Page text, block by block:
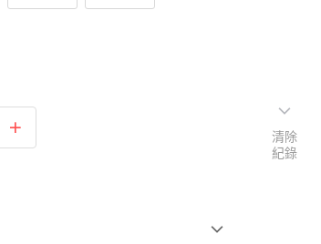
清除
紀錄